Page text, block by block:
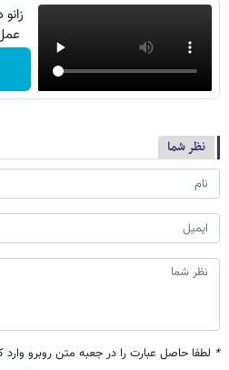
نظر شما
* لطفا حاصل عبارت را در جعبه متن روبرو وارد